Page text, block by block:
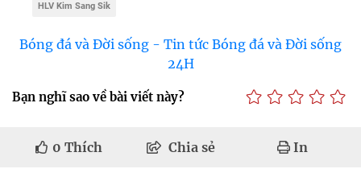
HLV Kim Sang Sik
Bóng đá và Đời sống - Tin tức Bóng đá và Đời sống
24H
Bạn nghĩ sao về bài viết này?
0 Thích Chia sẻ In